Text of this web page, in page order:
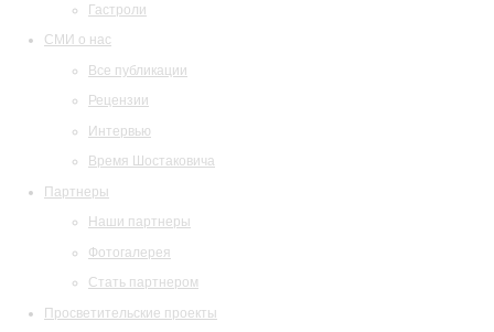
Гастроли
СМИ о нас
Все публикации
Рецензии
Интервью
Время Шостаковича
Партнеры
Наши партнеры
Фотогалерея
Стать партнером
Просветительские проекты